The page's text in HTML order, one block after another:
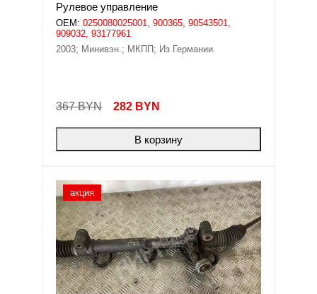
Рулевое управление
OEM: 0250080025001, 900365, 90543501,
909032, 93177961
2003; Минивэн.; МКПП; Из Германии.
367 BYN 282 BYN
В корзину
акция